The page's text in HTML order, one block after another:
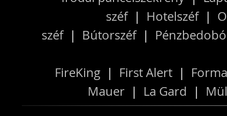
széf| Hotelszéf|
széf| Bútorszéf|
FireKing | First Alert |
Mauer | La Gard |